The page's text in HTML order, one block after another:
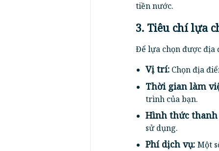
tiền nước.
3. Tiêu chí lựa
Để lựa chọn được địa
Vị trí: Chọn địa
Thời gian làm
trình của bạn.
Hình thức thanh
sử dụng.
Phí dịch vụ: Một